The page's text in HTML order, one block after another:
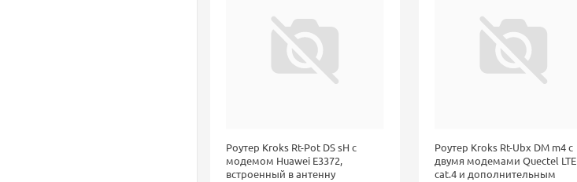
Роутер Kroks Rt-Pot DS sH с
модемом Huawei E3372,
встроенный в антенну
Роутер Kroks Rt-Ubx DM m4 с
двумя модемами Quectel LTE
cat.4 и дополнительным